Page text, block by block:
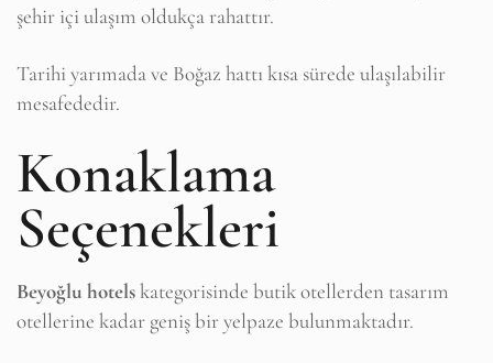
şehir içi ulaşım oldukça rahattır.
Tarihi yarımada ve Boğaz hattı kısa sürede ulaşılabilir
mesafededir.
Konaklama
Seçenekleri
Beyoğlu hotelskategorisinde butik otellerden tasarım
otellerine kadar geniş bir yelpaze bulunmaktadır.